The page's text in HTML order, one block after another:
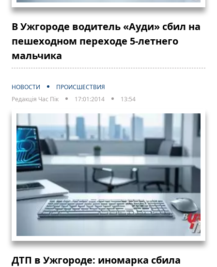
В Ужгороде водитель «Ауди» сбил на
пешеходном переходе 5-летнего
мальчика
НОВОСТИ
ПРОИСШЕСТВИЯ
Редакція Час Пік
17:01:2014 13:54
ДТП в Ужгороде: иномарка сбила